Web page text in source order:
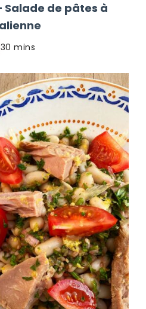
Salade de pâtes à
30 mins